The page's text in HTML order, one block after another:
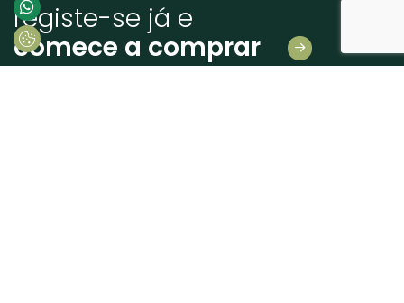
registe-se já e
comece a comprar